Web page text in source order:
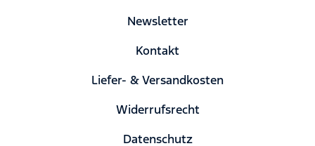
Newsletter
Kontakt
Liefer- & Versandkosten
Widerrufsrecht
Datenschutz